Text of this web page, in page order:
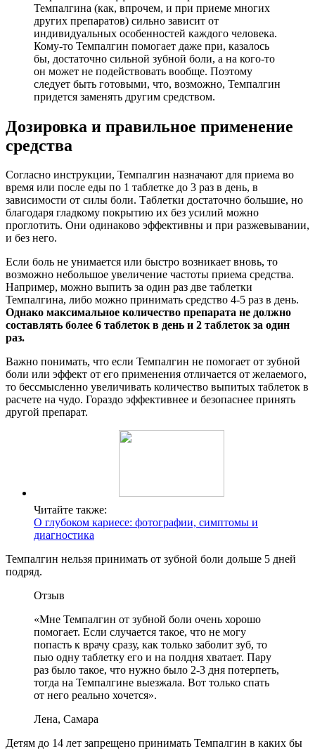
Темпалгина (как, впрочем, и при приеме многих
других препаратов) сильно зависит от
индивидуальных особенностей каждого человека.
Кому-то Темпалгин помогает даже при, казалось
бы, достаточно сильной зубной боли, а на кого-то
он может не подействовать вообще. Поэтому
следует быть готовыми, что, возможно, Темпалгин
придется заменять другим средством.
Дозировка и правильное применение
средства
Согласно инструкции, Темпалгин назначают для приема во
время или после еды по 1 таблетке до 3 раз в день, в
зависимости от силы боли. Таблетки достаточно большие, но
благодаря гладкому покрытию их без усилий можно
проглотить. Они одинаково эффективны и при разжевывании,
и без него.
Если боль не унимается или быстро возникает вновь, то
возможно небольшое увеличение частоты приема средства.
Например, можно выпить за один раз две таблетки
Темпалгина, либо можно принимать средство 4-5 раз в день.
Однако максимальное количество препарата не должно
составлять более 6 таблеток в день и 2 таблеток за один
раз.
Важно понимать, что если Темпалгин не помогает от зубной
боли или эффект от его применения отличается от желаемого,
то бессмысленно увеличивать количество выпитых таблеток в
расчете на чудо. Гораздо эффективнее и безопаснее принять
другой препарат.
Читайте также:
О глубоком кариесе: фотографии, симптомы и
диагностика
Темпалгин нельзя принимать от зубной боли дольше 5 дней
подряд.
Отзыв
«Мне Темпалгин от зубной боли очень хорошо
помогает. Если случается такое, что не могу
попасть к врачу сразу, как только заболит зуб, то
пью одну таблетку его и на полдня хватает. Пару
раз было такое, что нужно было 2-3 дня потерпеть,
тогда на Темпалгине выезжала. Вот только спать
от него реально хочется».
Лена, Самара
Детям до 14 лет запрещено принимать Темпалгин в каких бы